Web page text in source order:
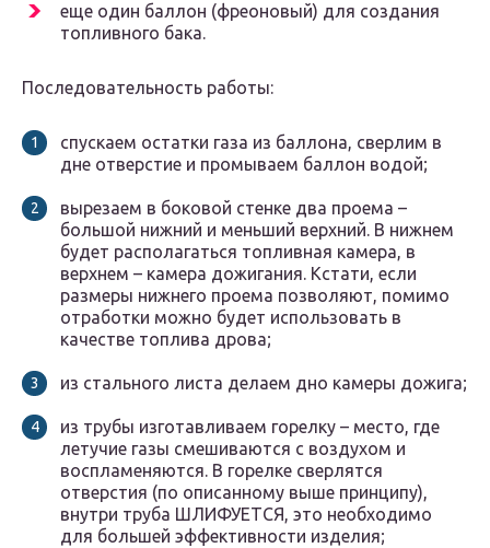
еще один баллон (фреоновый) для создания
топливного бака.
Последовательность работы:
спускаем остатки газа из баллона, сверлим в
дне отверстие и промываем баллон водой;
вырезаем в боковой стенке два проема –
большой нижний и меньший верхний. В нижнем
будет располагаться топливная камера, в
верхнем – камера дожигания. Кстати, если
размеры нижнего проема позволяют, помимо
отработки можно будет использовать в
качестве топлива дрова;
из стального листа делаем дно камеры дожига;
из трубы изготавливаем горелку – место, где
летучие газы смешиваются с воздухом и
воспламеняются. В горелке сверлятся
отверстия (по описанному выше принципу),
внутри труба ШЛИФУЕТСЯ, это необходимо
для большей эффективности изделия;